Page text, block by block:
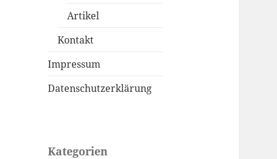
Artikel
Kontakt
Impressum
Datenschutzerklärung
Kategorien